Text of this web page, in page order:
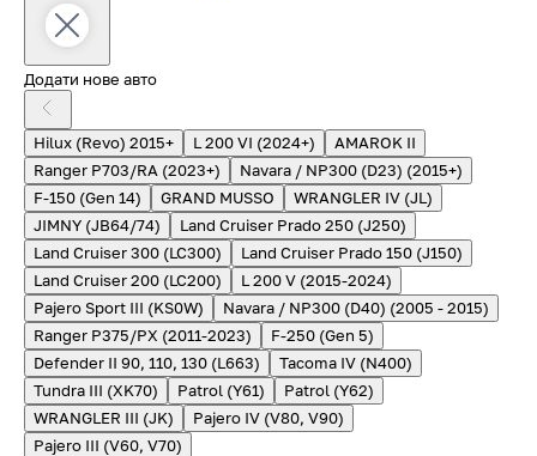
Додати нове авто
Hilux (Revo) 2015+ L 200 VI (2024+)
AMAROK II
Ranger P703/RA (2023+)
Navara / NP300 (D23) (2015+)
F-150 (Gen 14)
GRAND MUSSO
WRANGLER IV (JL)
JIMNY (JB64/74)
Land Cruiser Prado 250 (J250)
Land Cruiser 300 (LC300)
Land Cruiser Prado 150 (J150)
Land Cruiser 200 (LC200)
L 200 V (2015-2024)
Pajero Sport III (KS0W)
Navara / NP300 (D40) (2005 - 2015)
Ranger P375/PX (2011-2023)
F-250 (Gen 5)
Defender II 90, 110, 130 (L663)
Tacoma IV (N400)
Tundra III (XK70)
Patrol (Y61)
Patrol (Y62)
WRANGLER III (JK)
Pajero IV (V80, V90)
Pajero III (V60, V70)